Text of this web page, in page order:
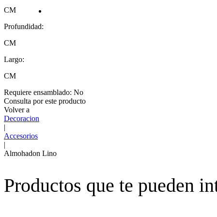
CM
Profundidad:
CM
Largo:
CM
Requiere ensamblado: No
Consulta por este producto
Volver a
Decoracion
|
Accesorios
|
Almohadon Lino
Productos que te pueden